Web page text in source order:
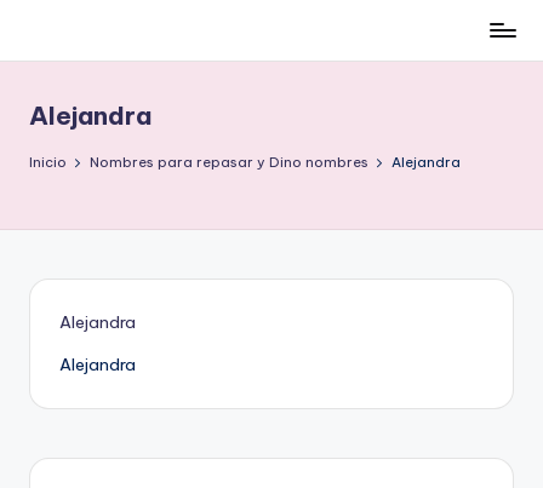
contenido
low-
cost
y
Alejandra
Inicio Nombres para repasar y Dino nombres Alejandra
Alejandra
Alejandra